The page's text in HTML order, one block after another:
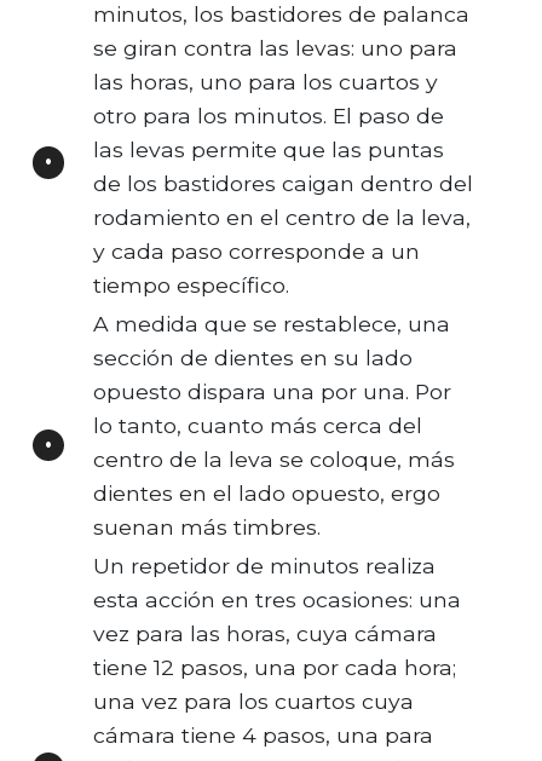
minutos, los bastidores de palanca
se giran contra las levas: uno para
las horas, uno para los cuartos y
otro para los minutos. El paso de
las levas permite que las puntas
de los bastidores caigan dentro del
rodamiento en el centro de la leva,
y cada paso corresponde a un
tiempo específico.
A medida que se restablece, una
sección de dientes en su lado
opuesto dispara una por una. Por
lo tanto, cuanto más cerca del
centro de la leva se coloque, más
dientes en el lado opuesto, ergo
suenan más timbres.
Un repetidor de minutos realiza
esta acción en tres ocasiones: una
vez para las horas, cuya cámara
tiene 12 pasos, una por cada hora;
una vez para los cuartos cuya
cámara tiene 4 pasos, una para